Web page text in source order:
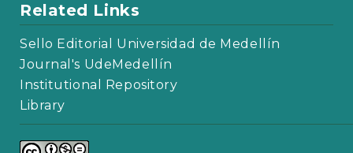
Related Links
Sello Editorial Universidad de Medellín
Journal's UdeMedellín
Institutional Repository
Library